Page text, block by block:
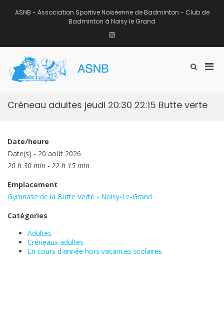
ASNB - Association Sportive Noiséenne de Badminton - Club de
Badminton à Noisy le Grand
Instagram
Afficher
recherche
Créneau adultes jeudi 20:30 22:15 Butte verte
Date/heure
Date(s) - 20 août 2026
20 h 30 min - 22 h 15 min
Emplacement
Gymnase de la Butte Verte - Noisy-Le-Grand
Catégories
Adultes
Créneaux adultes
En cours d'année hors vacances scolaires